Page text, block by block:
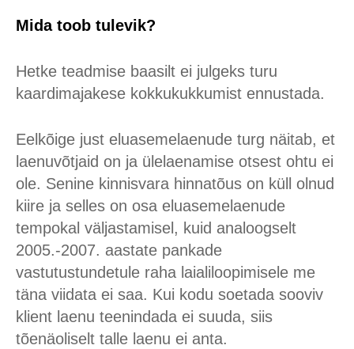
Mida toob tulevik?
Hetke teadmise baasilt ei julgeks turu
kaardimajakese kokkukukkumist ennustada.
Eelkõige just eluasemelaenude turg näitab, et
laenuvõtjaid on ja ülelaenamise otsest ohtu ei
ole. Senine kinnisvara hinnatõus on küll olnud
kiire ja selles on osa eluasemelaenude
tempokal väljastamisel, kuid analoogselt
2005.-2007. aastate pankade
vastutustundetule raha laialiloopimisele me
täna viidata ei saa. Kui kodu soetada sooviv
klient laenu teenindada ei suuda, siis
tõenäoliselt talle laenu ei anta.